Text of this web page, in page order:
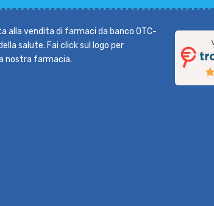
alla vendita di farmaci da banco OTC-
salute. Fai click sul logo per
nostra farmacia.